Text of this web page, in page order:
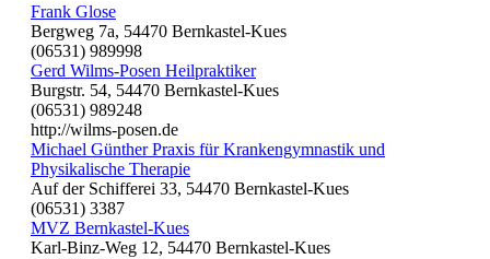
Frank Glose
Bergweg 7a, 54470 Bernkastel-Kues
(06531) 989998
Gerd Wilms-Posen Heilpraktiker
Burgstr. 54, 54470 Bernkastel-Kues
(06531) 989248
http://wilms-posen.de
Michael Günther Praxis für Krankengymnastik und
Physikalische Therapie
Auf der Schifferei 33, 54470 Bernkastel-Kues
(06531) 3387
MVZ Bernkastel-Kues
Karl-Binz-Weg 12, 54470 Bernkastel-Kues